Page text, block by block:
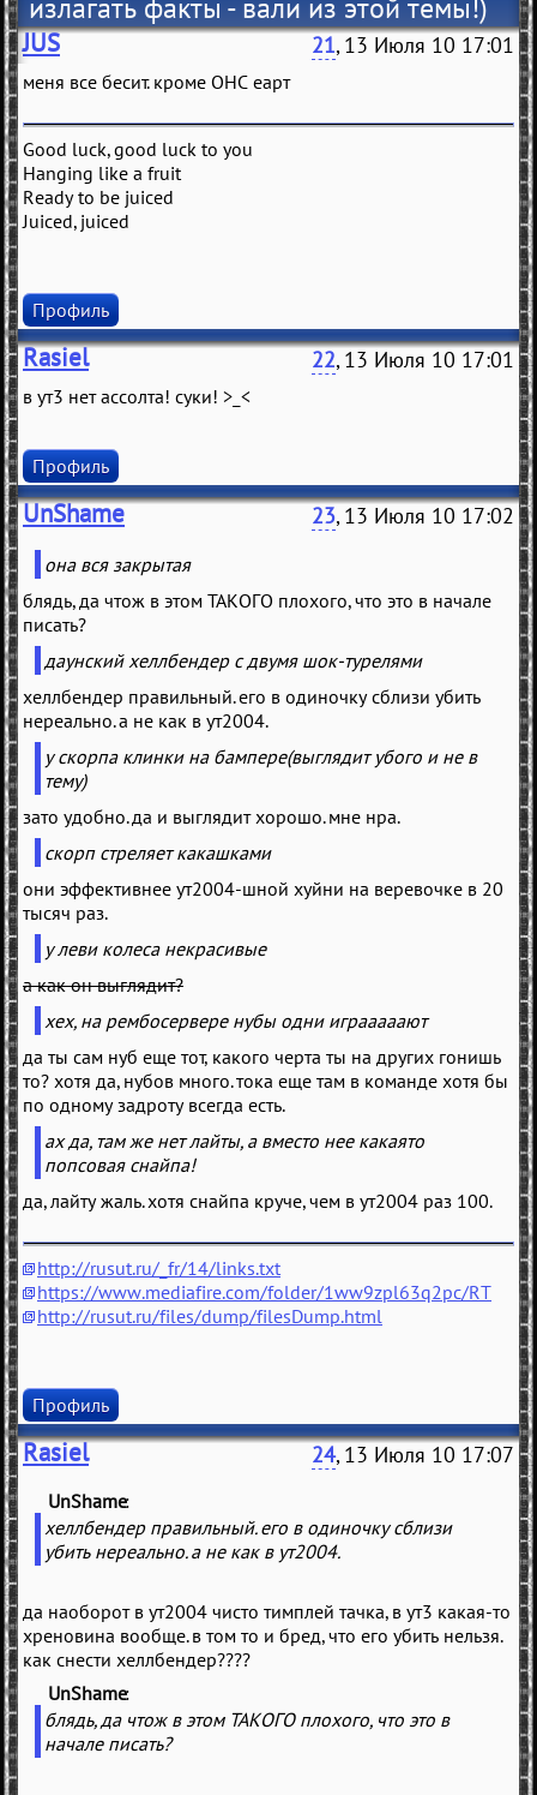
излагать факты - вали из этой темы!)
JUS 21, 13 Июля 10 17:01
меня все бесит. кроме ОНС еарт
Good luck, good luck to you
Hanging like a fruit
Ready to be juiced
Juiced, juiced
Профиль
Rasiel 22, 13 Июля 10 17:01
в ут3 нет ассолта! суки! >_<
Профиль
UnShame 23, 13 Июля 10 17:02
она вся закрытая
блядь, да чтож в этом ТАКОГО плохого, что это в начале
писать?
даунский хеллбендер с двумя шок-турелями
хеллбендер правильный. его в одиночку сблизи убить
нереально. а не как в ут2004.
у скорпа клинки на бампере(выглядит убого и не в
тему)
зато удобно. да и выглядит хорошо. мне нра.
скорп стреляет какашками
они эффективнее ут2004-шной хуйни на веревочке в 20
тысяч раз.
у леви колеса некрасивые
а как он выглядит?
хех, на рембосервере нубы одни играаааают
да ты сам нуб еще тот, какого черта ты на других гонишь
то? хотя да, нубов много. тока еще там в команде хотя бы
по одному задроту всегда есть.
ах да, там же нет лайты, а вместо нее какаято
попсовая снайпа!
да, лайту жаль. хотя снайпа круче, чем в ут2004 раз 100.
http://rusut.ru/_fr/14/links.txt
https://www.mediafire.com/folder/1ww9zpl63q2pc/RT
http://rusut.ru/files/dump/filesDump.html
Профиль
Rasiel 24, 13 Июля 10 17:07
UnShame
хеллбендер правильный. его в одиночку сблизи
убить нереально. а не как в ут2004.
да наоборот в ут2004 чисто тимплей тачка, в ут3 какая-то
хреновина вообще. в том то и бред, что его убить нельзя.
как снести хеллбендер????
UnShame
блядь, да чтож в этом ТАКОГО плохого, что это в
начале писать?